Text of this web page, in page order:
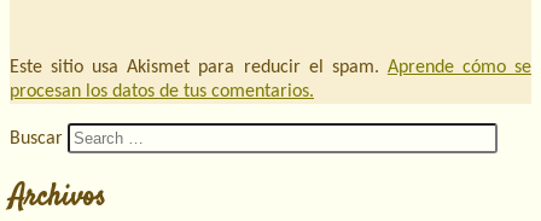
Este sitio usa Akismet para reducir el spam. Aprende cómo se
procesan los datos de tus comentarios.
Buscar
Archivos